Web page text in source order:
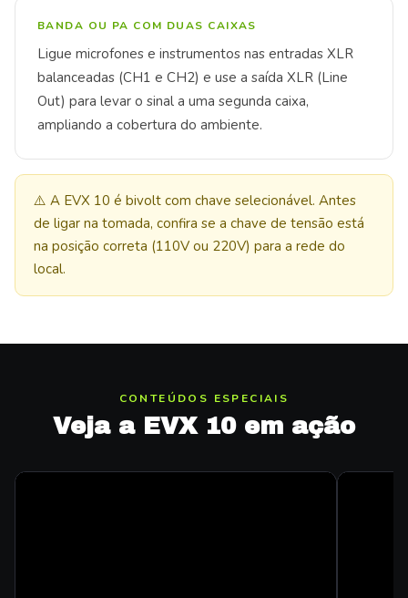
BANDA OU PA COM DUAS CAIXAS
Ligue microfones e instrumentos nas entradas XLR
balanceadas (CH1 e CH2) e use a saída XLR (Line
Out) para levar o sinal a uma segunda caixa,
ampliando a cobertura do ambiente.
⚠️ A EVX 10 é bivolt com chave selecionável. Antes
de ligar na tomada, confira se a chave de tensão está
na posição correta (110V ou 220V) para a rede do
local.
CONTEÚDOS ESPECIAIS
Veja a EVX 10 em ação